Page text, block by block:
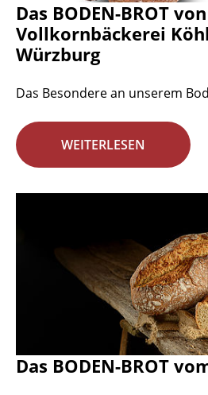
Das BODEN-BROT
Vollkornbäckerei
Würzburg
Das Besondere an unserem
WEITERLESEN
Das BODEN-BROT